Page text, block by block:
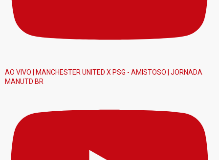
AO VIVO | MANCHESTER UNITED X PSG - AMISTOSO | JORNADA
MANUTD BR